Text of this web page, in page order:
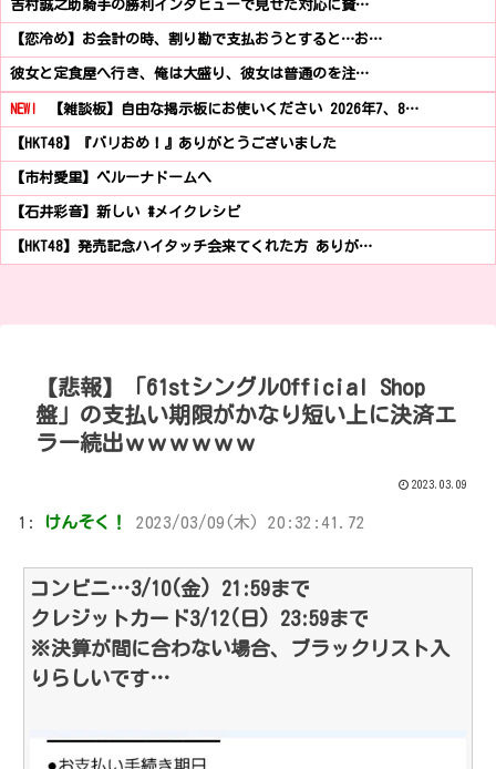
吉村誠之助騎手の勝利インタビューで見せた対応に賛…
【恋冷め】お会計の時、割り勘で支払おうとすると…お…
彼女と定食屋へ行き、俺は大盛り、彼女は普通のを注…
NEW! 【雑談板】自由な掲示板にお使いください 2026年7、8…
【HKT48】『バリおめ！』ありがとうございました
【市村愛里】ベルーナドームへ
【石井彩音】新しい #メイクレシピ
【HKT48】発売記念ハイタッチ会来てくれた方 ありが…
【悲報】「61stシングルOfficial Shop
盤」の支払い期限がかなり短い上に決済エ
ラー続出ｗｗｗｗｗｗ
2023.03.09
1: けんそく！ 2023/03/09(木) 20:32:41.72
コンビニ…3/10(金) 21:59まで
クレジットカード3/12(日) 23:59まで
※決算が間に合わない場合、ブラックリスト入
りらしいです…